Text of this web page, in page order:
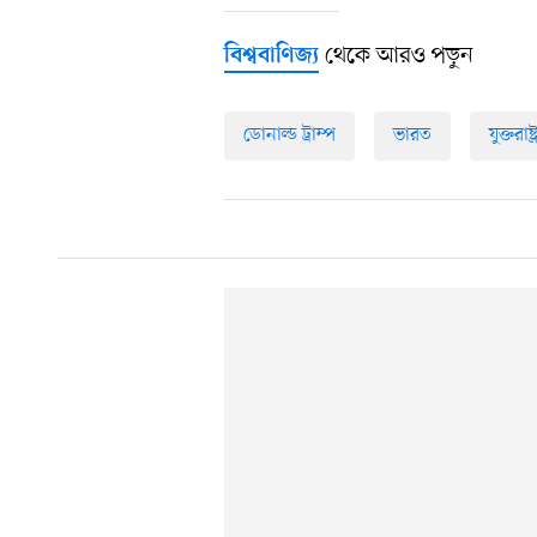
বিশ্ববাণিজ্য থেকে আরও পড়ুন
ডোনাল্ড ট্রাম্প ভারত যুক্তরাষ্ট্র